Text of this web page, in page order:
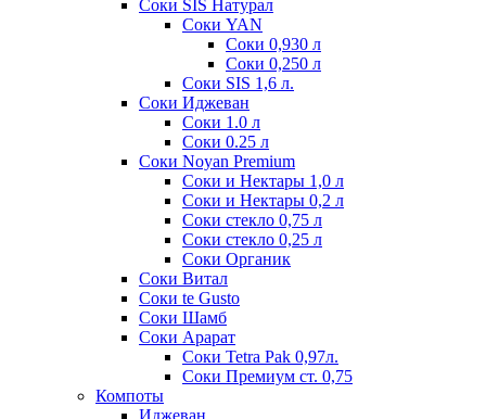
Соки SIS Натурал
Соки YAN
Соки 0,930 л
Соки 0,250 л
Соки SIS 1,6 л.
Соки Иджеван
Соки 1.0 л
Соки 0.25 л
Соки Noyan Premium
Соки и Нектары 1,0 л
Соки и Нектары 0,2 л
Соки стекло 0,75 л
Соки стекло 0,25 л
Соки Органик
Соки Витал
Соки te Gusto
Соки Шамб
Соки Арарат
Соки Tetra Pak 0,97л.
Соки Премиум ст. 0,75
Компоты
Иджеван